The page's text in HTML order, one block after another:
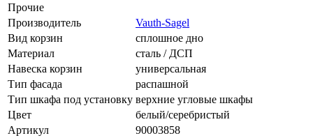
Прочие
Производитель
Vauth-Sagel
Вид корзин
сплошное дно
Материал
сталь / ДСП
Навеска корзин
универсальная
Тип фасада
распашной
Тип шкафа под установку верхние угловые шкафы
Цвет
белый/серебристый
Артикул
90003858